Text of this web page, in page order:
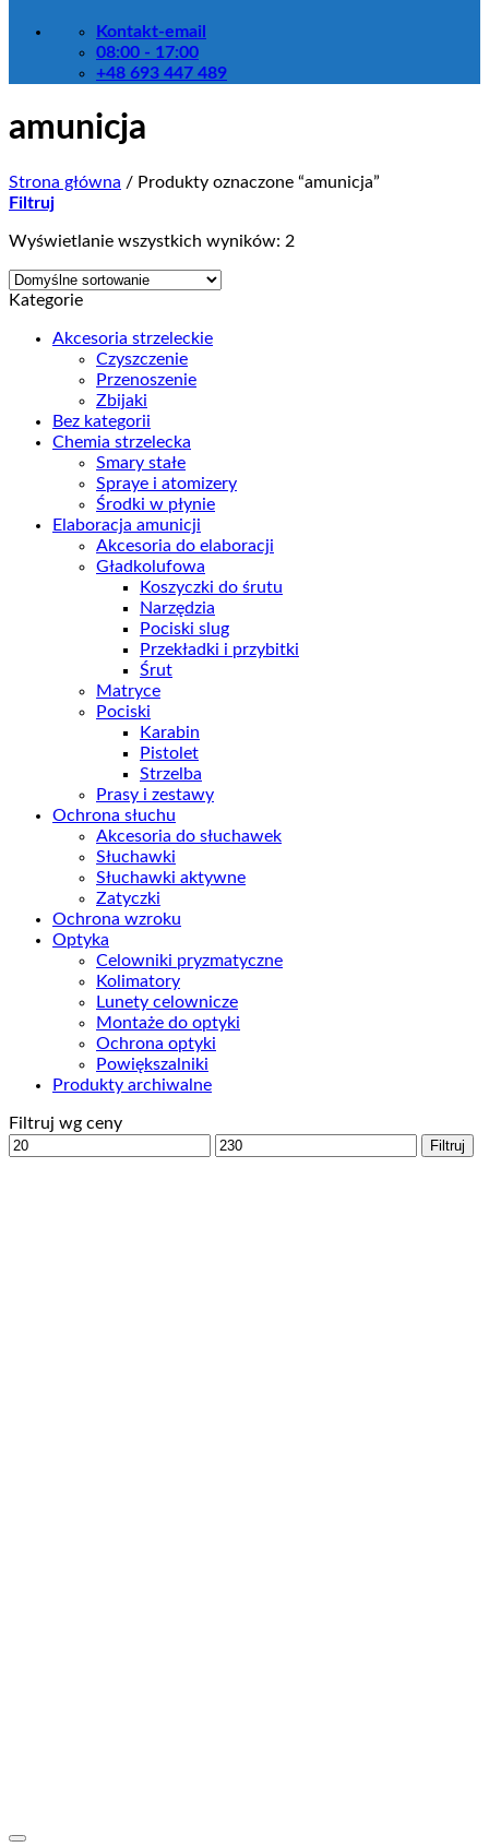
Kontakt-email
08:00 - 17:00
+48 693 447 489
amunicja
Strona główna / Produkty oznaczone “amunicja”
Filtruj
Wyświetlanie wszystkich wyników: 2
Kategorie
Akcesoria strzeleckie
Czyszczenie
Przenoszenie
Zbijaki
Bez kategorii
Chemia strzelecka
Smary stałe
Spraye i atomizery
Środki w płynie
Elaboracja amunicji
Akcesoria do elaboracji
Gładkolufowa
Koszyczki do śrutu
Narzędzia
Pociski slug
Przekładki i przybitki
Śrut
Matryce
Pociski
Karabin
Pistolet
Strzelba
Prasy i zestawy
Ochrona słuchu
Akcesoria do słuchawek
Słuchawki
Słuchawki aktywne
Zatyczki
Ochrona wzroku
Optyka
Celowniki pryzmatyczne
Kolimatory
Lunety celownicze
Montaże do optyki
Ochrona optyki
Powiększalniki
Produkty archiwalne
Filtruj wg ceny
Cena
Cena
Filtruj